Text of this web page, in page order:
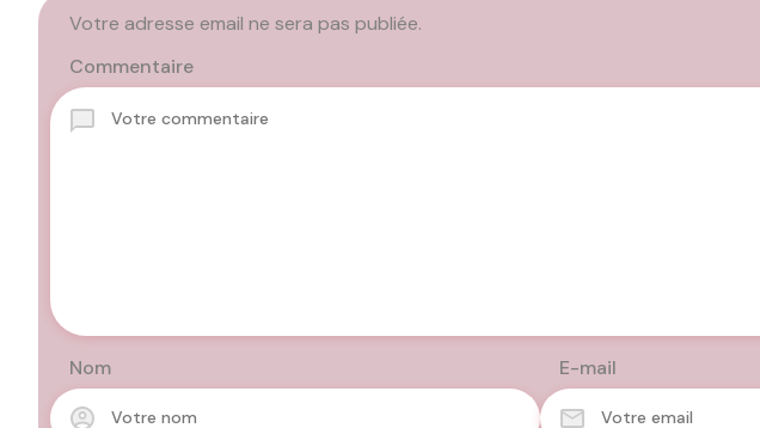
Votre adresse email ne sera pas publiée.
Commentaire
Nom E-mail